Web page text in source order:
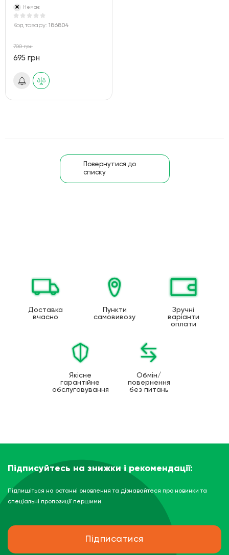
Немає
Код товару: 186804
700 грн
695 грн
Повернутися до
списку
Доставка
вчасно
Пункти
самовивозу
Зручні
варіанти
оплати
Якісне
гарантійне
обслуговування
Обмін/
повернення
без питань
Підписуйтесь на знижки і рекомендації:
Підпишіться на останні оновлення та дізнавайтеся про новинки та
спеціальні пропозиції першими
Підписатися